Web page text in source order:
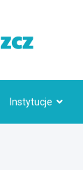
Instytucje